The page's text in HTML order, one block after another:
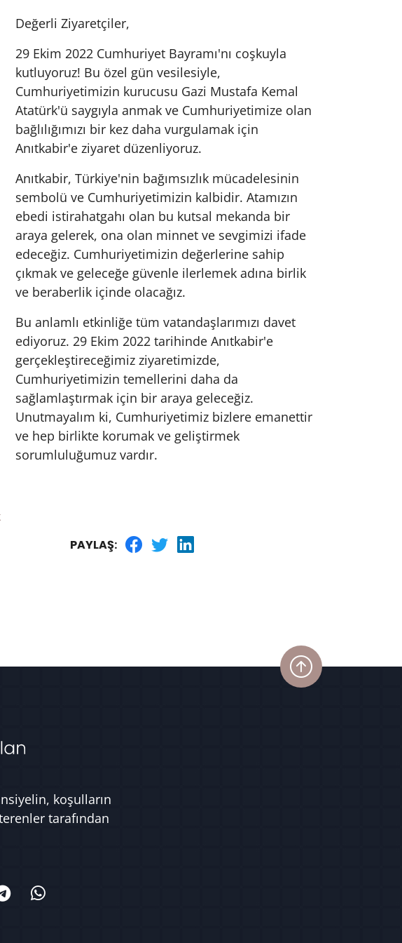
Değerli Ziyaretçiler,
29 Ekim 2022 Cumhuriyet Bayramı'nı coşkuyla
kutluyoruz! Bu özel gün vesilesiyle,
Cumhuriyetimizin kurucusu Gazi Mustafa Kemal
Atatürk'ü saygıyla anmak ve Cumhuriyetimize olan
bağlılığımızı bir kez daha vurgulamak için
Anıtkabir'e ziyaret düzenliyoruz.
Anıtkabir, Türkiye'nin bağımsızlık mücadelesinin
sembolü ve Cumhuriyetimizin kalbidir. Atamızın
ebedi istirahatgahı olan bu kutsal mekanda bir
araya gelerek, ona olan minnet ve sevgimizi ifade
edeceğiz. Cumhuriyetimizin değerlerine sahip
çıkmak ve geleceğe güvenle ilerlemek adına birlik
ve beraberlik içinde olacağız.
Bu anlamlı etkinliğe tüm vatandaşlarımızı davet
ediyoruz. 29 Ekim 2022 tarihinde Anıtkabir'e
gerçekleştireceğimiz ziyaretimizde,
Cumhuriyetimizin temellerini daha da
sağlamlaştırmak için bir araya geleceğiz.
Unutmayalım ki, Cumhuriyetimiz bizlere emanettir
ve hep birlikte korumak ve geliştirmek
sorumluluğumuz vardır.
PAYLAŞ:
koşulların
tarafından